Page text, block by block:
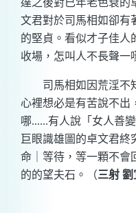
達之後對已年老色衰的
文君對於司馬相如卻有
的堅貞。看似才子佳人
收場，怎叫人不長聲一
司馬相如因荒淫不
心裡想必是有苦說不出
哪......有人說「女人善
巨眼識雄圖的卓文君終
命｜等待，等一顆不會
的的望夫石。（三射 劉